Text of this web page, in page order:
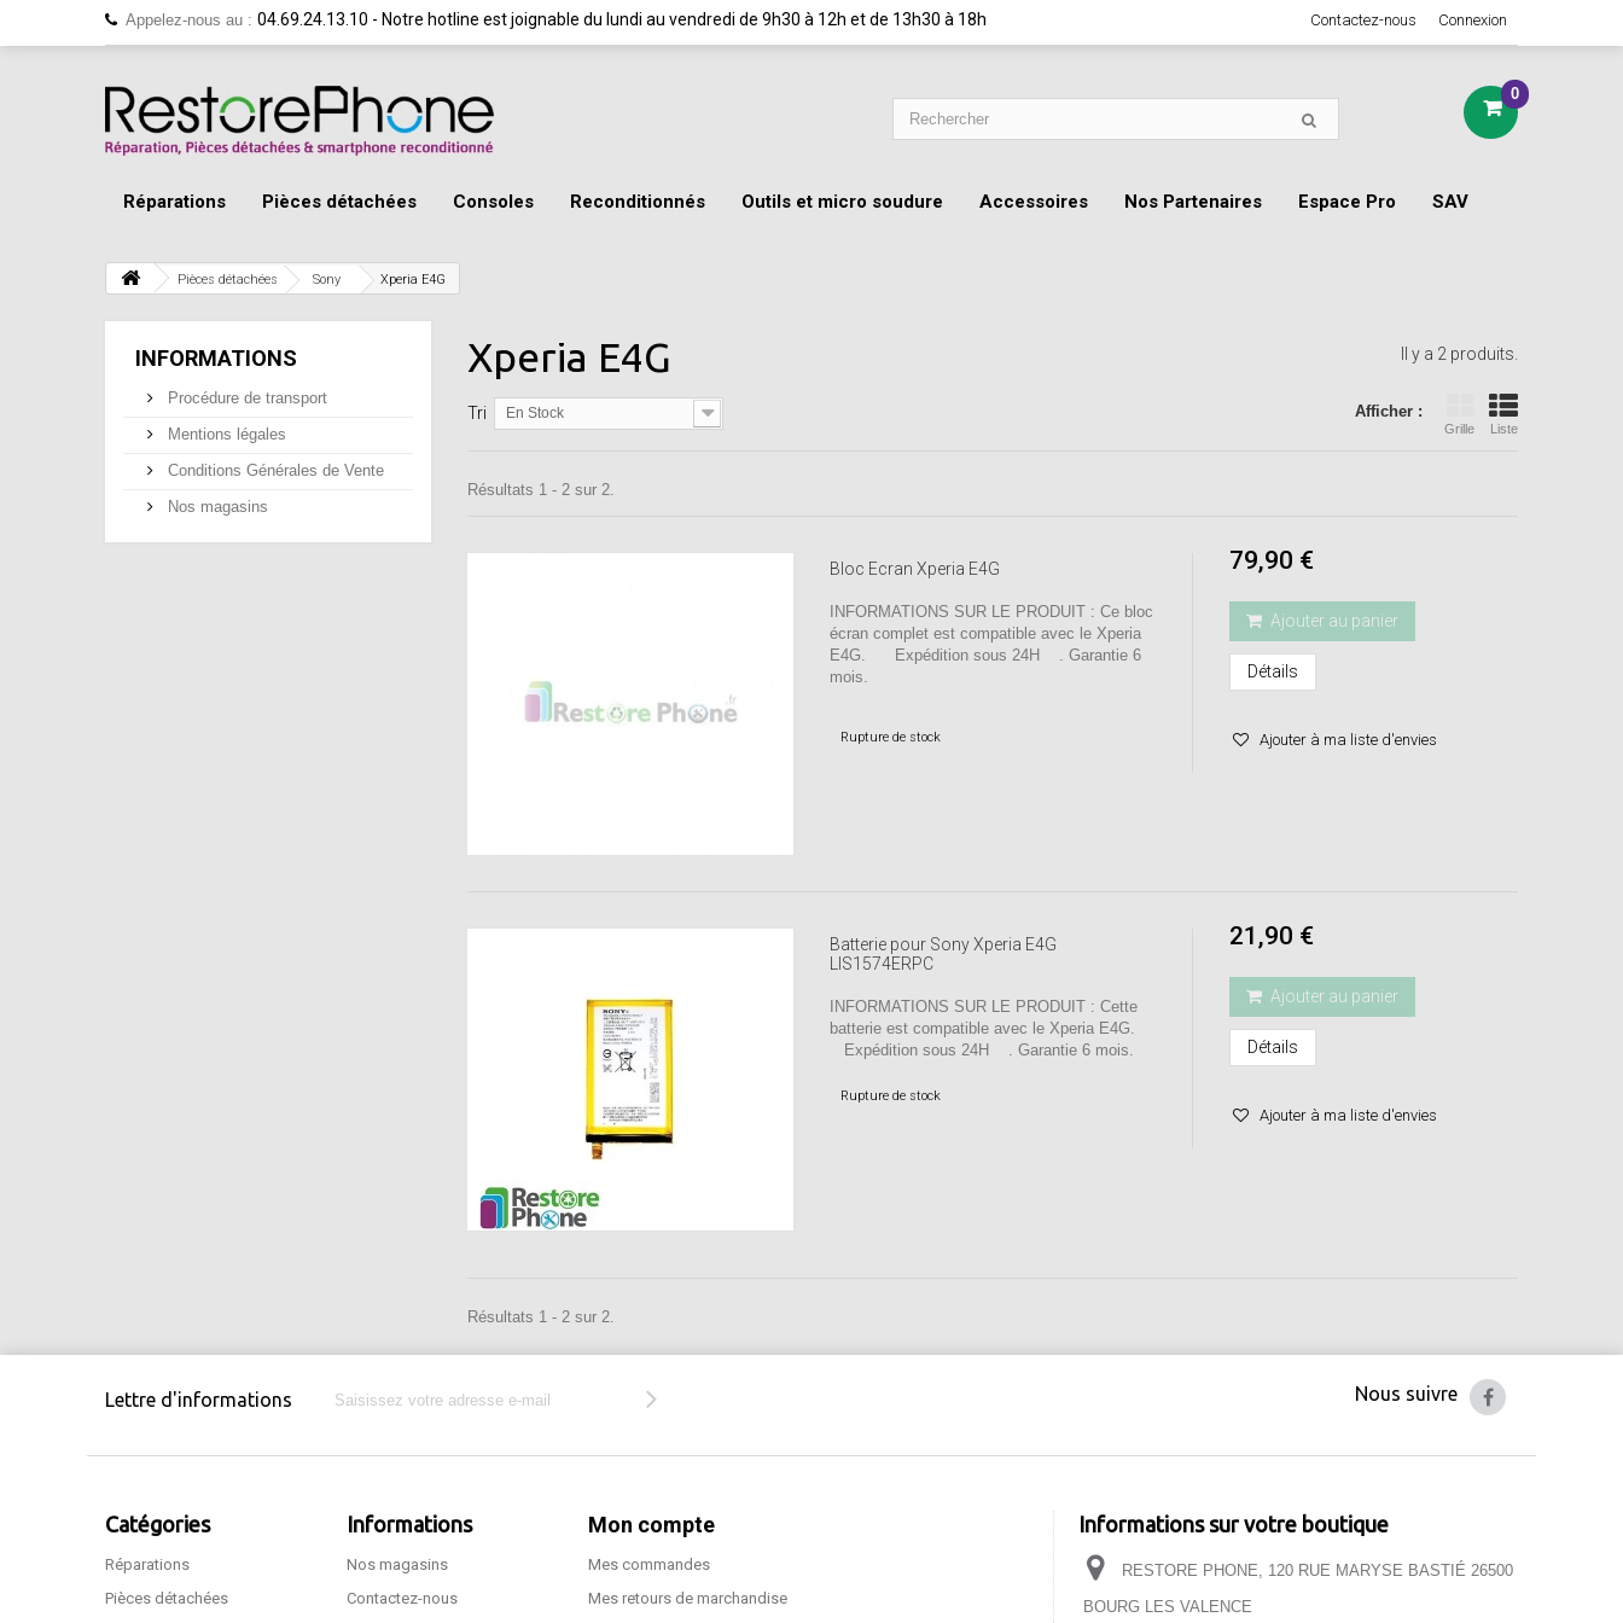
Connexion
Contactez-nous
Appelez-nous au : 04.69.24.13.10 - Notre hotline est joignable du lundi au vendredi de 9h30 à 12h et de 13h30 à 18h
0
Réparations Pièces détachées Consoles Reconditionnés Outils et micro soudure Accessoires Nos Partenaires Espace Pro SAV
Pièces détachées Sony Xperia E4G
INFORMATIONS
Procédure de transport
Mentions légales
Conditions Générales de Vente
Nos magasins
Xperia E4G Il y a 2 produits.
Afficher :
Grille Liste
Tri En Stock
Résultats 1 - 2 sur 2.
Bloc Ecran Xperia E4G
INFORMATIONS SUR LE PRODUIT : Ce bloc
écran complet est compatible avec le Xperia
E4G. Expédition sous 24H . Garantie 6
mois.
Rupture de stock
79,90 €
Ajouter au panier
Détails
Ajouter à ma liste d'envies
Batterie pour Sony Xperia E4G
LIS1574ERPC
INFORMATIONS SUR LE PRODUIT : Cette
batterie est compatible avec le Xperia E4G.
Expédition sous 24H . Garantie 6 mois.
Rupture de stock
21,90 €
Ajouter au panier
Détails
Ajouter à ma liste d'envies
Résultats 1 - 2 sur 2.
Lettre d'informations Nous suivre
Catégories
Réparations
Pièces détachées
Informations
Nos magasins
Contactez-nous
Mon compte
Mes commandes
Mes retours de marchandise
Informations sur votre boutique
RESTORE PHONE, 120 RUE MARYSE BASTIÉ 26500
BOURG LES VALENCE